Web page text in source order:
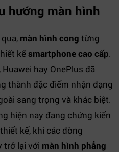
hướng màn hình
màn hình cong từng
kếsmartphone cao cấp.
hay OnePlus đã
thành đặc điểm nhận dạng
sang trọng và khác biệt.
hiện nay đang chứng kiến
kế, khi các dòng
trở lại với màn hình phẳng